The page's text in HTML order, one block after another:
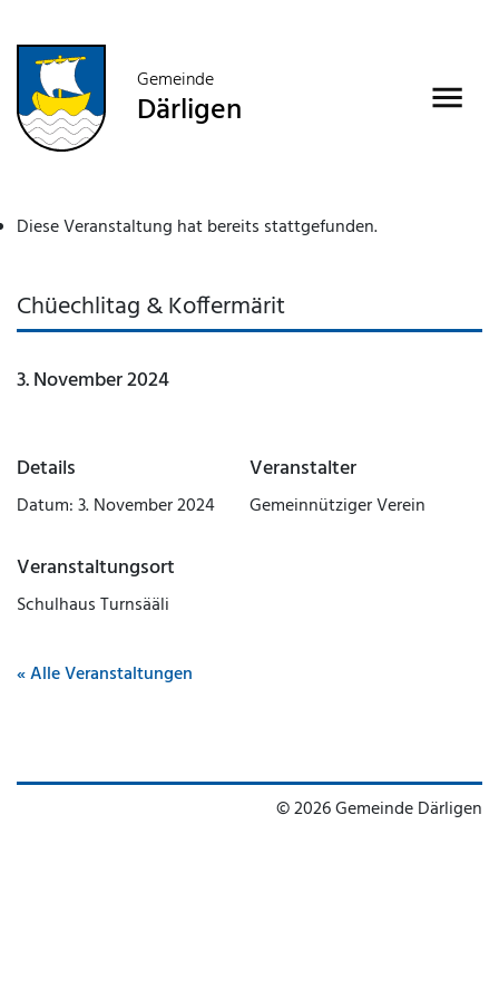
Gemeinde
Därligen
Diese Veranstaltung hat bereits stattgefunden.
Chüechlitag & Koffermärit
3. November 2024
Details
Datum:3. November 2024
Veranstaltungsort
Schulhaus Turnsääli
Veranstalter
Gemeinnütziger Verein
« Alle Veranstaltungen
© 2026 Gemeinde Därligen